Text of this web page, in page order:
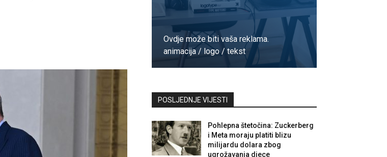
Ovdje može biti vaša reklama.
animacija / logo / tekst
POSLJEDNJE VIJESTI
Pohlepna štetočina: Zuckerberg
i Meta moraju platiti blizu
milijardu dolara zbog
ugrožavanja djece